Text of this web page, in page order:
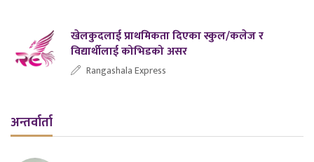
खेलकुदलाई प्राथमिकता दिएका स्कुल/कलेज र
विद्यार्थीलाई कोभिडको असर
Rangashala Express
अन्तर्वार्ता